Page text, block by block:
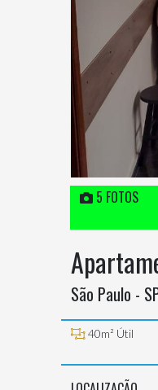
5 FOTOS
São Paulo -
40m² Útil